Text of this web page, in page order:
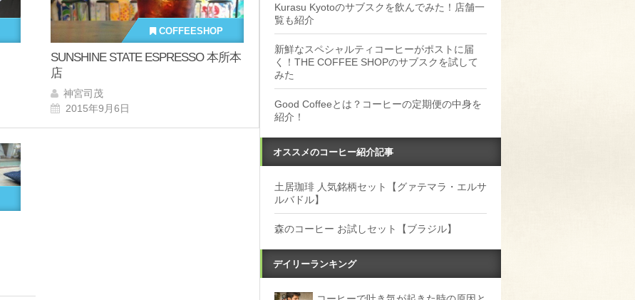
COFFEESHOP
SUNSHINE STATE ESPRESSO 本所本
店
神宮司茂
2015年9月6日
Kurasu Kyotoのサブスクを飲んでみた！店舗一
覧も紹介
新鮮なスペシャルティコーヒーがポストに届
く！THE COFFEE SHOPのサブスクを試して
みた
Good Coffeeとは？コーヒーの定期便の中身を
紹介！
オススメのコーヒー紹介記事
土居珈琲 人気銘柄セット【グァテマラ・エルサ
ルバドル】
森のコーヒー お試しセット【ブラジル】
デイリーランキング